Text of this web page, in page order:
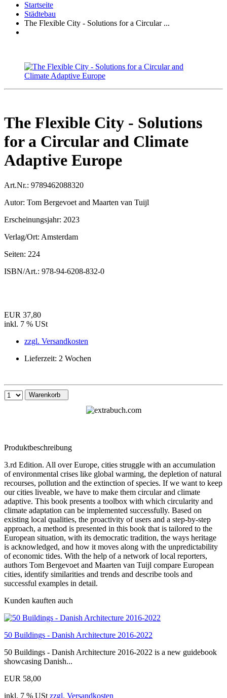
Startseite
Städtebau
The Flexible City - Solutions for a Circular ...
The Flexible City - Solutions
for a Circular and Climate
Adaptive Europe
Art.Nr.: 9789462088320
Autor: Tom Bergevoet and Maarten van Tuijl
Erscheinungsjahr: 2023
Verlag/Ort: Amsterdam
Seiten: 224
ISBN/Art.: 978-94-6208-832-0
EUR 37,80
inkl. 7 % USt
zzgl. Versandkosten
Lieferzeit: 2 Wochen
Warenkorb
Produktbeschreibung
3.rd Edition. All over Europe, cities struggle with an accumulation
of environmental crises like global warming, the depletion of natural
recourses, pollution and the extinction of species. If we want to keep
our cities liveable, we have to make them circular and climate
adaptive. This book presents a toolbox with which circularity and
climate adaptation can be implemented successfully. Based on
existing local qualities, the proactivity of users and a step-by-step
approach, a method is presented in this book that is tailored to the
European situation, with its democratic tradition, the ways heritage
is acknowledged, and how it moves along with the unpredictability
of economic tides. With the help of a network of local reporters,
authors Tom Bergevoet and Maarten van Tuijl compare European
cities, identify similarities and trends and describe tools and
successful examples in detail.
Kunden kauften auch
50 Buildings - Danish Architecture 2016-2022
50 Buildings - Danish Architecture 2016-2022 is a new guidebook
showcasing Danish...
EUR 58,00
inkl. 7 % USt zzgl. Versandkosten